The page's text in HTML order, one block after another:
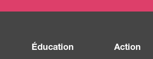
Éducation Action